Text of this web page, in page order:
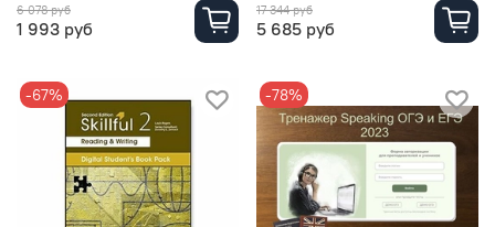
6 078 руб
1 993 руб
17 344 руб
5 685 руб
-67% -78%